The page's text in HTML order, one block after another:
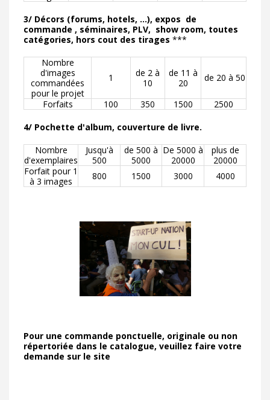
3/ Décors (forums, hotels, ...), expos de
commande , séminaires, PLV, show room, toutes
catégories, hors cout des tirages ***
Nombre
d'images
commandées
pour le projet
1
de 2 à
10
de 11 à
20
de 20 à 50
Forfaits 100 350 1500
2500
4/ Pochette d'album, couverture de livre.
Nombre
d'exemplaires
Jusqu'à
500
de 500 à
5000
De 5000 à
20000
plus de
20000
Forfait pour 1
à 3 images
800 1500 3000 4000
Pour une commande ponctuelle, originale ou non
répertoriée dans le catalogue, veuillez faire votre
demande sur le site